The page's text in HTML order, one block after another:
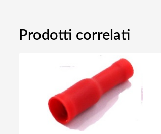
Prodotti correlati